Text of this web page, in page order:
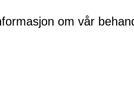
om vår